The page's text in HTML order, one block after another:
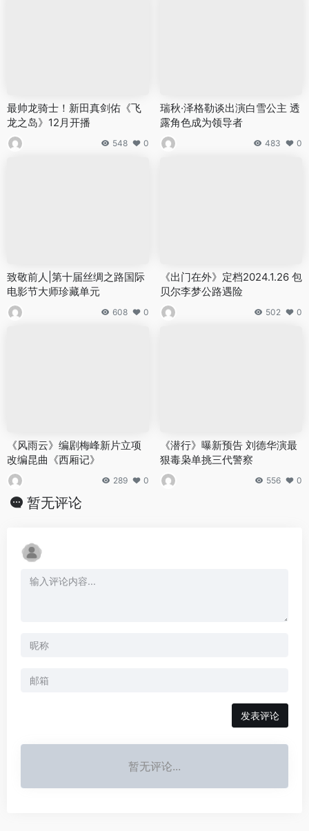
最帅龙骑士！新田真剑佑《飞
龙之岛》12月开播
548 0
瑞秋·泽格勒谈出演白雪公主 透
露角色成为领导者
483 0
致敬前人|第十届丝绸之路国际
电影节大师珍藏单元
608 0
《出门在外》定档2024.1.26 包
贝尔李梦公路遇险
502 0
《风雨云》编剧梅峰新片立项
改编昆曲《西厢记》
289 0
《潜行》曝新预告 刘德华演最
狠毒枭单挑三代警察
556 0
暂无评论
发表评论
暂无评论...